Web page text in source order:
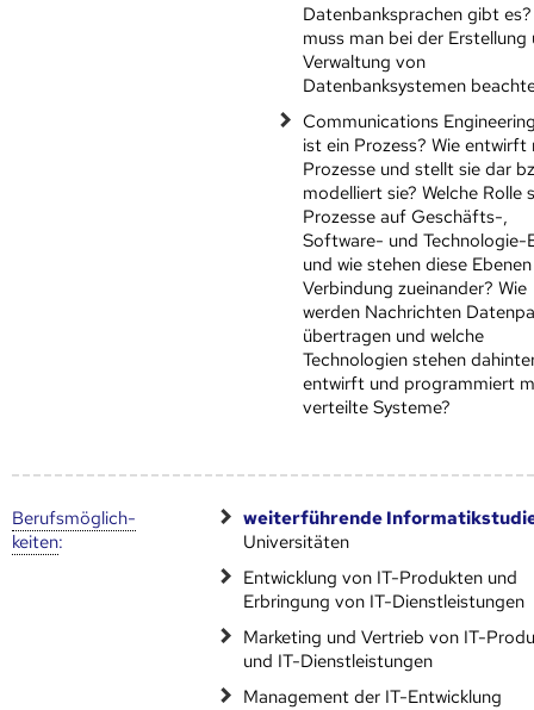
Datenbanksprachen gibt es?
muss man bei der Erstellung
Verwaltung von
Datenbanksystemen
Communications
ist ein Prozess? Wie entwirft
Prozesse und stellt sie dar
modelliert sie? Welche Rolle
Prozesse auf Geschäfts-,
Software- und Technologie-
und wie stehen diese
Verbindung zueinander? Wie
werden Nachrichten
übertragen und welche
Technologien stehen
entwirft und programmiert
verteilte Systeme?
Berufs­möglich­
keiten:
weiterführende
Universitäten
Entwicklung von IT-Produkten und
Erbringung von IT-Dienstleistungen
Marketing und Vertrieb von IT-
und IT-Dienstleistungen
Management der IT-Entwicklung